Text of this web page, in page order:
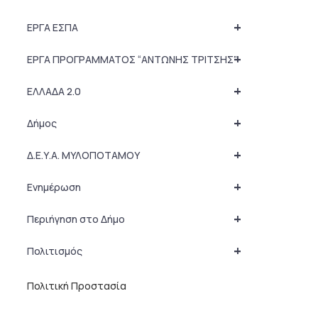
+
ΕΡΓΑ ΕΣΠΑ
+
ΕΡΓΑ ΠΡΟΓΡΑΜΜΑΤΟΣ “ΑΝΤΩΝΗΣ ΤΡΙΤΣΗΣ”
+
ΕΛΛΑΔΑ 2.0
+
Δήμος
+
Δ.Ε.Υ.Α. ΜΥΛΟΠΟΤΑΜΟΥ
+
Ενημέρωση
+
Περιήγηση στο Δήμο
+
Πολιτισμός
Πολιτική Προστασία